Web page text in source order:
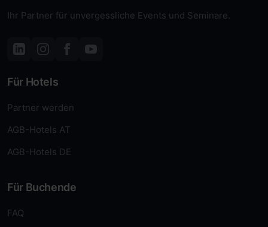
Ihr Partner für unvergessliche Events und Seminare.
Für Hotels
Partner werden
AGB-Hotels AT
AGB-Hotels DE
Für Buchende
FAQ